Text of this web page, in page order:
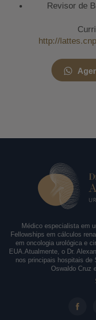
Revisor de
http://
Médico especialista em
Fellowships em cálculos
em oncologia urológica e
EUA.Atualmente, o Dr.
nos principais hospitais de
Oswaldo Cruz